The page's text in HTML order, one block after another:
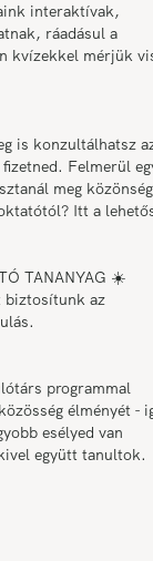
interaktívak,
ráadásul a
kvízekkel mérjük
is konzultálhatsz
Felmerül
meg közönség
Itt a
TANANYAG ☀️
biztosítunk az
programmal
élményét -
esélyed van
együtt tanultok.